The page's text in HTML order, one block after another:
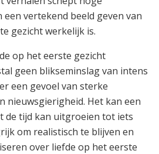
vertekend beeld geven van
gezicht werkelijk is.
op het eerste gezicht
geen blikseminslag van intens
een gevoel van sterke
nieuwsgierigheid. Het kan een
de tijd kan uitgroeien tot iets
om realistisch te blijven en
over liefde op het eerste